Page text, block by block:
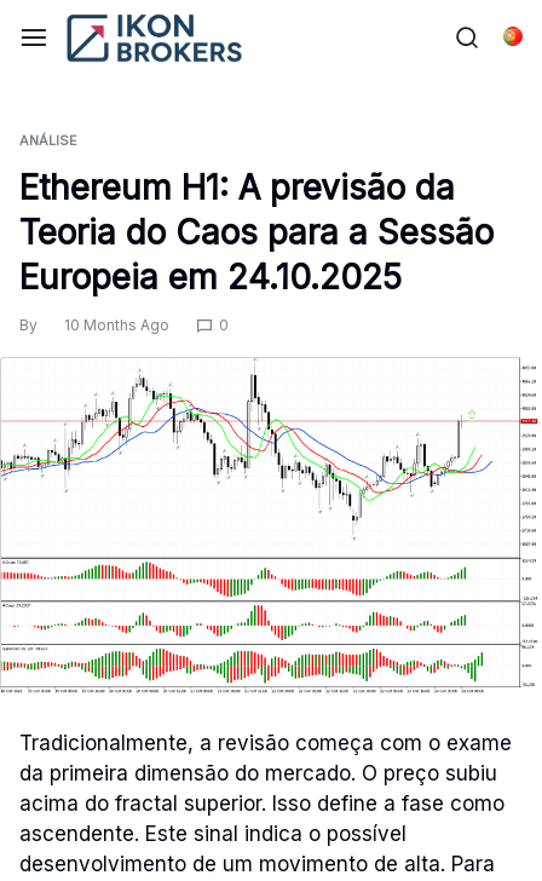
ANÁLISE
Ethereum H1: A previsão da
Teoria do Caos para a Sessão
Europeia em 24.10.2025
By 10 Months Ago 0
Tradicionalmente, a revisão começa com o exame
da primeira dimensão do mercado. O preço subiu
acima do fractal superior. Isso define a fase como
ascendente. Este sinal indica o possível
desenvolvimento de um movimento de alta. Para